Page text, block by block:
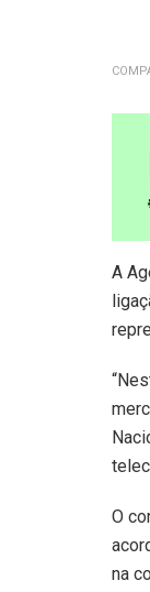
A
O
na